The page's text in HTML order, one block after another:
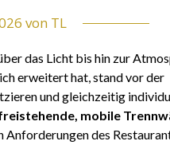
von TL
das Licht bis hin zur
erweitert hat, stand vor der
und gleichzeitig
mobile
des